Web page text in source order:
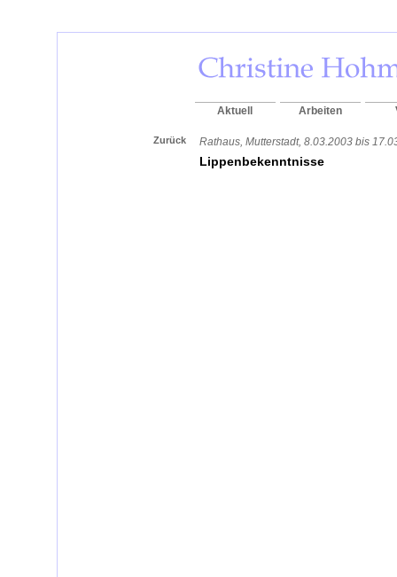
Aktuell Arbeiten
Zurück Rathaus, Mutterstadt, 8.03.2003 bis
Lippenbekenntnisse